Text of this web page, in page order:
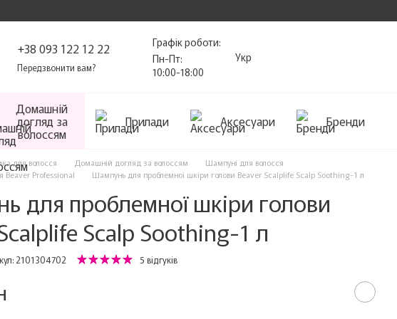
+38 093 122 12 22
Передзвонити вам?
Графік роботи:
Пн-Пт:
10:00-18:00
Укр
Домашній
догляд за
волоссям
Прилади Аксесуари Бренди
для волосся Домашній догляд за волоссям
Шампуні для волосся
Beaver Professional
Шампунь для проблемної шкіри голови Beaver Scalplife Scalp Soothing-1 л
для проблемної шкіри голови
Scalp Soothing-1 л
2101304702 5 відгуків